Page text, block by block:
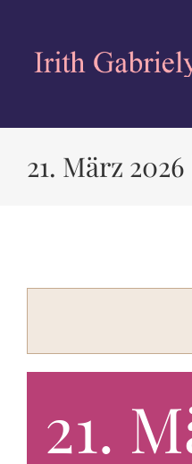
springen
21. März
21.